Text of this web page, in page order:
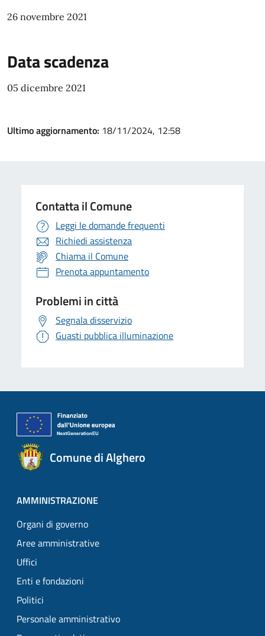
26 novembre 2021
Data scadenza
05 dicembre 2021
Ultimo aggiornamento: 18/11/2024, 12:58
Contatta il Comune
Leggi le domande frequenti
Richiedi assistenza
Chiama il Comune
Prenota appuntamento
Problemi in città
Segnala disservizio
Guasti pubblica illuminazione
Comune di Alghero
AMMINISTRAZIONE
Organi di governo
Aree amministrative
Uffici
Enti e fondazioni
Politici
Personale amministrativo